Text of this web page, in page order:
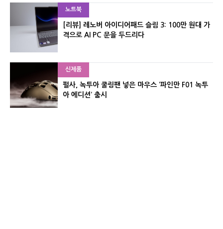
노트북
[리뷰] 레노버 아이디어패드 슬림 3: 100만 원대 가
격으로 AI PC 문을 두드리다
신제품
펄사, 녹투아 쿨링팬 넣은 마우스 ‘파인만 F01 녹투
아 에디션’ 출시